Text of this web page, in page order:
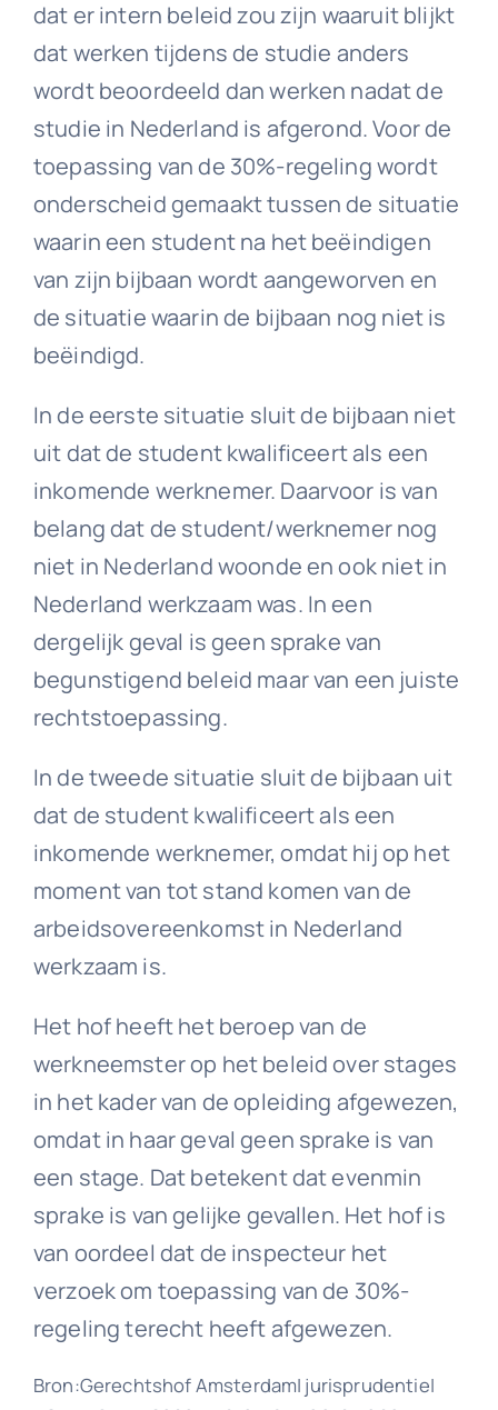
dat er intern beleid zou zijn waaruit blijkt
dat werken tijdens de studie anders
wordt beoordeeld dan werken nadat de
studie in Nederland is afgerond. Voor de
toepassing van de 30%-regeling wordt
onderscheid gemaakt tussen de situatie
waarin een student na het beëindigen
van zijn bijbaan wordt aangeworven en
de situatie waarin de bijbaan nog niet is
beëindigd.
In de eerste situatie sluit de bijbaan niet
uit dat de student kwalificeert als een
inkomende werknemer. Daarvoor is van
belang dat de student/werknemer nog
niet in Nederland woonde en ook niet in
Nederland werkzaam was. In een
dergelijk geval is geen sprake van
begunstigend beleid maar van een juiste
rechtstoepassing.
In de tweede situatie sluit de bijbaan uit
dat de student kwalificeert als een
inkomende werknemer, omdat hij op het
moment van tot stand komen van de
arbeidsovereenkomst in Nederland
werkzaam is.
Het hof heeft het beroep van de
werkneemster op het beleid over stages
in het kader van de opleiding afgewezen,
omdat in haar geval geen sprake is van
een stage. Dat betekent dat evenmin
sprake is van gelijke gevallen. Het hof is
van oordeel dat de inspecteur het
verzoek om toepassing van de 30%-
regeling terecht heeft afgewezen.
Bron:Gerechtshof Amsterdam| jurisprudentie|